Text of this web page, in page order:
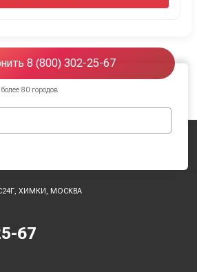
8 (800) 302-25-67
более 80 городов
ХИМКИ, МОСКВА
67